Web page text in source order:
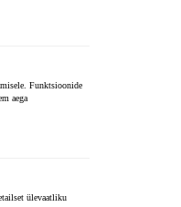
Funktsioonide
aega
ülevaatliku